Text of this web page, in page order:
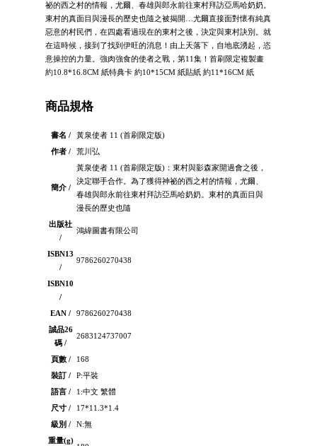
祕的西之村的情報，尤爾、春雄與郎永前往東村拜訪亞馬哈奶奶。
東村的真面目與漫長的歷史也隨之被揭開…尤爾直接面對懷有純真
惡意的村民們，在四處看過現在的東村之後，決定與東村訣別。就
在這時候，接到了找到伊旺的消息！由上天落下，自地底湧起，恣
意操控的力量。強肉強食的使者之戰，第11集！首刷限定複製畫
約10.8*16.8CM 紙特典卡 約10*15CM 紙貼紙 約11*16CM 紙
商品規格
書名 /
黃泉使者 11 (首刷限定版)
作者 /
荒川弘
簡介 /
黃泉使者 11 (首刷限定版)：東村與影森家開過會之後，
決定聯手合作。為了獲得神祕的西之村的情報，尤爾、
春雄與郎永前往東村拜訪亞馬哈奶奶。東村的真面目與
漫長的歷史也隨
出版社
/
鴻緯圖書有限公司
ISBN13
/
9786260270438
ISBN10
/
EAN /
9786260270438
誠品26
碼 /
2683124737007
頁數 /
168
裝訂 /
P:平裝
語言 /
1:中文 繁體
尺寸 /
17*11.3*1.4
級別 /
N:無
重量(g)